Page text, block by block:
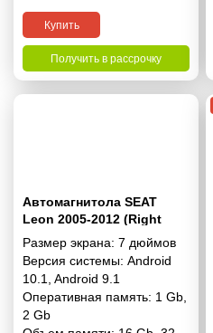
Купить
Получить в рассрочку
Автомагнитола SEAT
Leon 2005-2012 (Right
Wheel) 7"
Размер экрана: 7 дюймов
Версия системы: Android
10.1
Android 9.1
Оперативная память: 1 Gb
2 Gb